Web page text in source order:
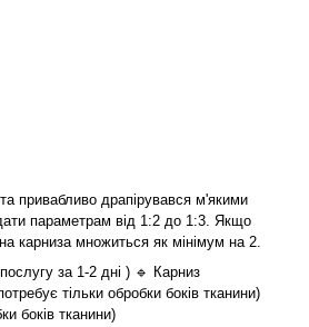
привабливо драпірувався м'якими
параметрам від 1:2 до 1:3. Якщо
карниза множиться як мінімум на 2.
за 1-2 дні ) 🔹 Карниз
тільки обробки боків тканини)
боків тканини)